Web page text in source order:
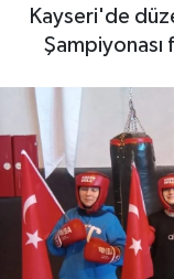
Kayseri'de
Otovitrin
Magazin
Gayrimenkul
Spor
Haber Arşivi